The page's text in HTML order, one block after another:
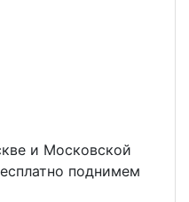
и Московской
поднимем